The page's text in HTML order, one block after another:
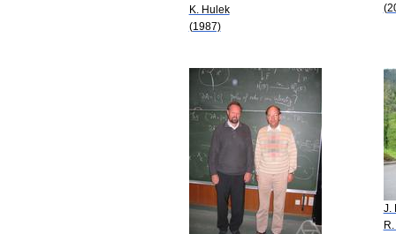
K. Hulek
(1987)
J.